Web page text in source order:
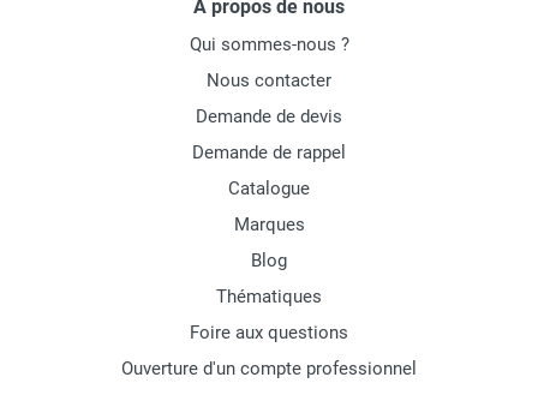
À propos de nous
Qui sommes-nous ?
Nous contacter
Demande de devis
Demande de rappel
Catalogue
Marques
Blog
Thématiques
Foire aux questions
Ouverture d'un compte professionnel